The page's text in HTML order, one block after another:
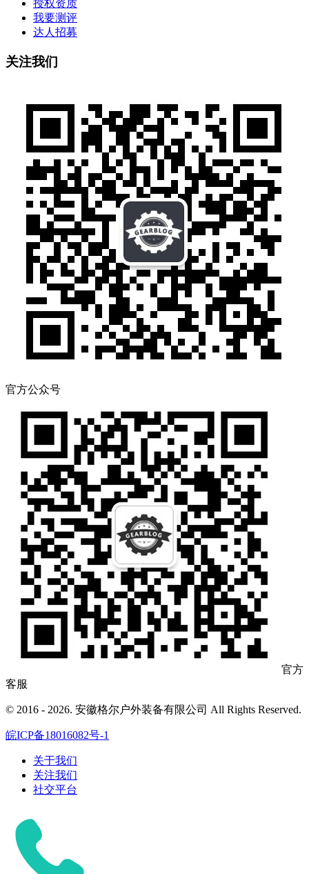
授权资质
我要测评
达人招募
关注我们
官方公众号
官方
客服
© 2016 - 2026. 安徽格尔户外装备有限公司 All Rights Reserved.
皖ICP备18016082号-1
关于我们
关注我们
社交平台